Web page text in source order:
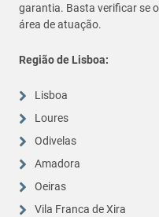
garantia. Basta verificar se
área de atuação.
Região de Lisboa:
Lisboa
Loures
Odivelas
Amadora
Oeiras
Vila Franca de Xira